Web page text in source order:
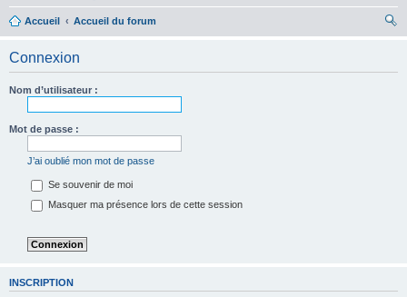
Accueil
Accueil du forum
Connexion
Nom d’utilisateur :
Mot de passe :
J’ai oublié mon mot de passe
Se souvenir de moi
Masquer ma présence lors de cette session
INSCRIPTION